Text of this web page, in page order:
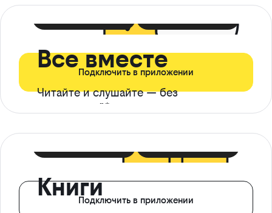
Все вместе
Читайте и слушайте — без
ограничений*
Подключить в приложении
КнигиПодключить в приложении